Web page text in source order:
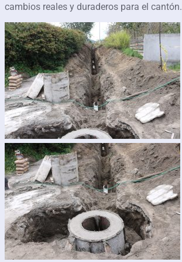
cambios reales y duraderos para el cantón.